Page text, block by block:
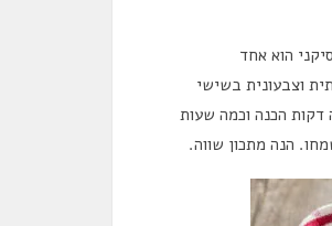
הוא אחד
וצבעונית בשישי
הכנה וכמה שעות
הנה מתכון שווה.